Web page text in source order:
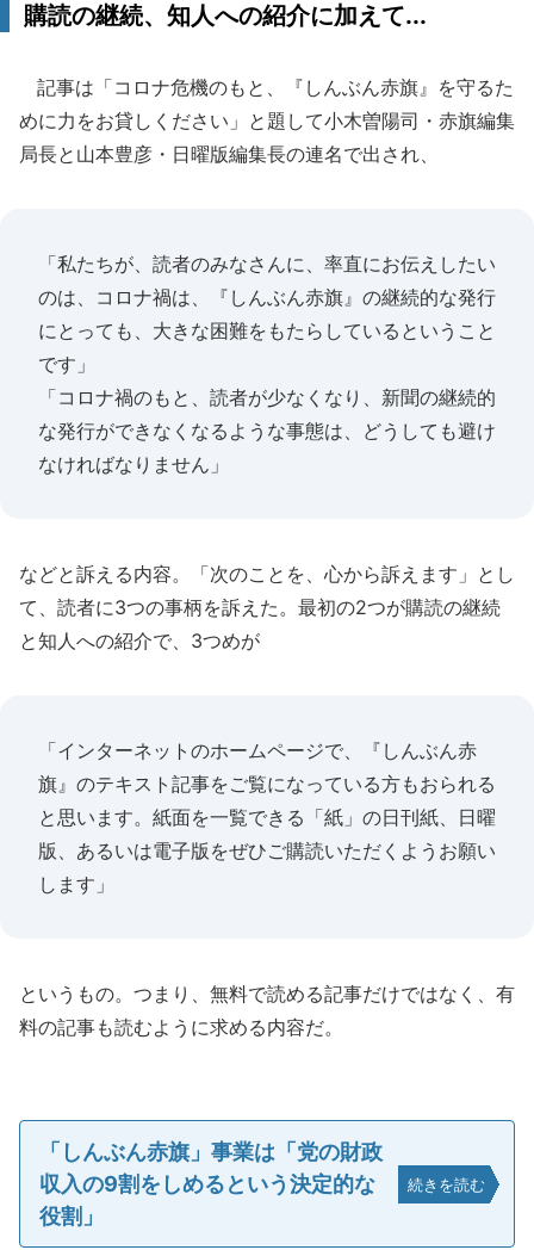
購読の継続、知人への紹介に加えて...
記事は「コロナ危機のもと、『しんぶん赤旗』を守るた
めに力をお貸しください」と題して小木曽陽司・赤旗編集
局長と山本豊彦・日曜版編集長の連名で出され、
「私たちが、読者のみなさんに、率直にお伝えしたい
のは、コロナ禍は、『しんぶん赤旗』の継続的な発行
にとっても、大きな困難をもたらしているということ
です」
「コロナ禍のもと、読者が少なくなり、新聞の継続的
な発行ができなくなるような事態は、どうしても避け
なければなりません」
などと訴える内容。「次のことを、心から訴えます」とし
て、読者に3つの事柄を訴えた。最初の2つが購読の継続
と知人への紹介で、3つめが
「インターネットのホームページで、『しんぶん赤
旗』のテキスト記事をご覧になっている方もおられる
と思います。紙面を一覧できる「紙」の日刊紙、日曜
版、あるいは電子版をぜひご購読いただくようお願い
します」
というもの。つまり、無料で読める記事だけではなく、有
料の記事も読むように求める内容だ。
「しんぶん赤旗」事業は「党の財政
収入の9割をしめるという決定的な
役割」
続きを読む